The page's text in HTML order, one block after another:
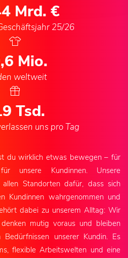
Mrd. €
25/26
Mio.
weltweit
Tsd.
uns pro Tag
du wirklich etwas bewegen – für
unsere Kundinnen. Unsere
Standorten dafür, dass sich
Kundinnen wahrgenommen und
dabei zu unserem Alltag: Wir
mutig voraus und bleiben
unserer Kundin. Es
flexible Arbeitswelten und eine